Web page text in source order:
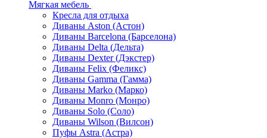
Мягкая мебель
Кресла для отдыха
Диваны Aston (Астон)
Диваны Barcelona (Барселона)
Диваны Delta (Дельта)
Диваны Dexter (Дэкстер)
Диваны Felix (Феликс)
Диваны Gamma (Гамма)
Диваны Marko (Марко)
Диваны Monro (Монро)
Диваны Solo (Соло)
Диваны Wilson (Вилсон)
Пуфы Astra (Астра)